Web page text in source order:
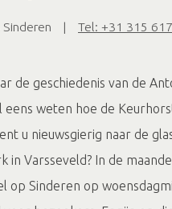
& Onbeperkt genieten
Gravel- en
Negen uitgelichte
Achterhoek app
| Tel: +31 315
de geschiedenis van de
eens weten hoe de
u nieuwsgierig naar de
in Varsseveld? In de
op Sinderen op